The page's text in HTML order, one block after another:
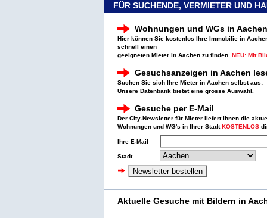
FÜR SUCHENDE, VERMIETER UND
Wohnungen und WGs in
Hier können Sie kostenlos Ihre Immobilie in
schnell einen
geeigneten Mieter in Aachen zu finden. NEU: Mit
Gesuchsanzeigen in Aachen
Suchen Sie sich Ihre Mieter in Aachen selbst aus:
Unsere Datenbank bietet eine grosse Auswahl.
Gesuche per E-Mail
Der City-Newsletter für Mieter liefert Ihnen die
Wohnungen und WG's in Ihrer StadtKOSTENLOS
Ihre E-Mail
Stadt
Aktuelle Gesuche mit Bildern in